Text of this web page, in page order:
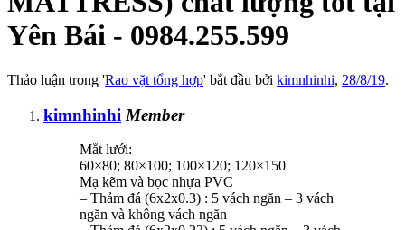
Yên Bái - 0984.255.599
Thảo luận trong 'Rao vặt tổng hợp' bắt đầu bởi kimnhinhi, 28/8/19.
kimnhinhi Member
Mắt lưới:
60×80; 80×100; 100×120; 120×150
Mạ kẽm và bọc nhựa PVC
– Thảm đá (6x2x0.3) : 5 vách ngăn – 3 vách
ngăn và không vách ngăn